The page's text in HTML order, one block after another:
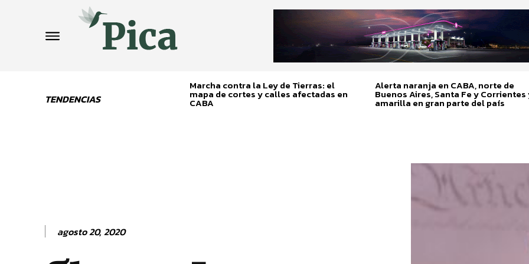
TENDENCIAS
Marcha contra la Ley de Tierras: el
mapa de cortes y calles afectadas en
CABA
Alerta naranja en CABA, norte de
Buenos Aires, Santa Fe y Corrientes
amarilla en gran parte del país
agosto 20, 2020